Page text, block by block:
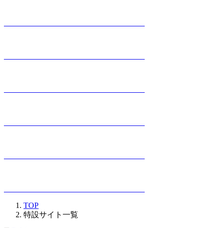
TOP
特設サイト一覧